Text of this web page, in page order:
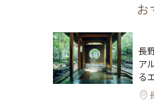
お
長
ア
る